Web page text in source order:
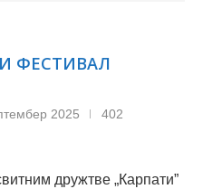
ФЕСТИВАЛ
2025
402
дружтве „Карпати”